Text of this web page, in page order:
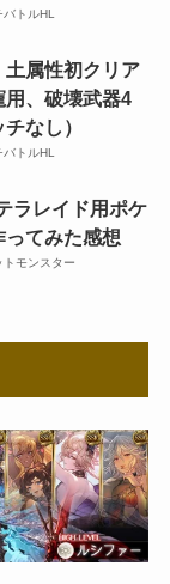
トルHL
土属性初クリア
、破壊武器4
なし）
トルHL
ラレイド用ポケ
てみた感想
トモンスター